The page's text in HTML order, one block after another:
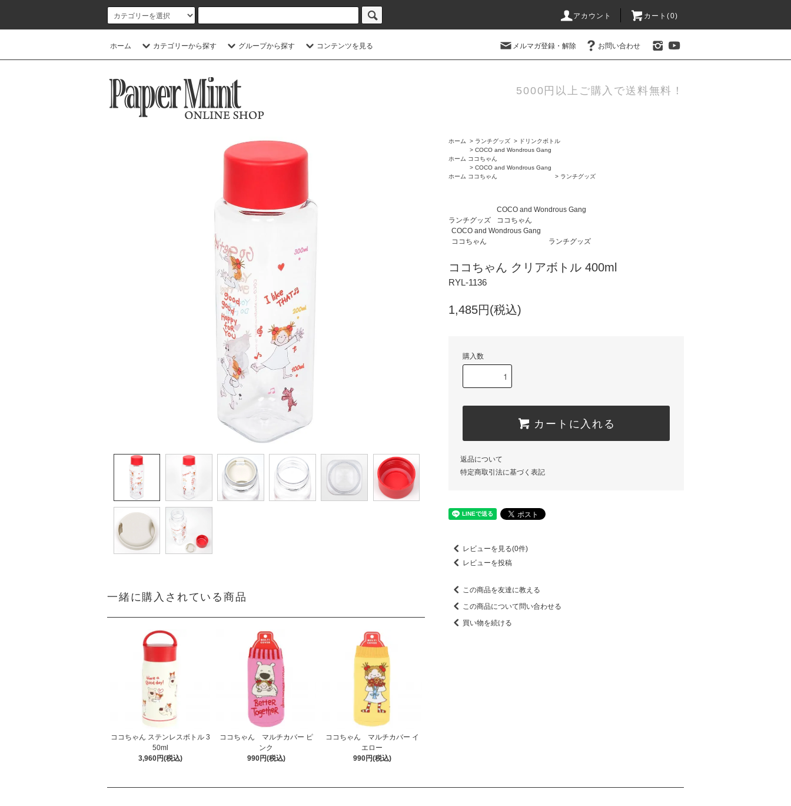
アカウント カート(0)
ホーム カテゴリーから探す グループから探す コンテンツを見る メルマガ登録・解除 お問い合わせ
5000円以上ご購入で送料無料！
一緒に購入されている商品
ココちゃん ステンレスボトル 3
50ml
3,960円(税込)
ココちゃん マルチカバー ピ
ンク
990円(税込)
ココちゃん マルチカバー イ
エロー
990円(税込)
ホーム > ランチグッズ > ドリンクボトル
ホーム
> COCO and Wondrous Gang
ココちゃん
ホーム
> COCO and Wondrous Gang
ココちゃん
> ランチグッズ
ランチグッズ
COCO and Wondrous Gang
ココちゃん
COCO and Wondrous Gang
ココちゃん
ランチグッズ
ココちゃん クリアボトル 400ml
RYL-1136
1,485円(税込)
購入数
カートに入れる
返品について
特定商取引法に基づく表記
レビューを見る(0件)
レビューを投稿
この商品を友達に教える
この商品について問い合わせる
買い物を続ける